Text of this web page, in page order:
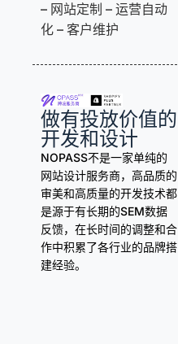
– 网站定制 – 运营自动
化 – 客户维护
做有投放价值的
开发和设计
NOPASS不是一家单纯的
网站设计服务商，高品质的
审美和高质量的开发技术都
是源于有长期的SEM数据
反馈，在长时间的调整和合
作中积累了各行业的品牌搭
建经验。